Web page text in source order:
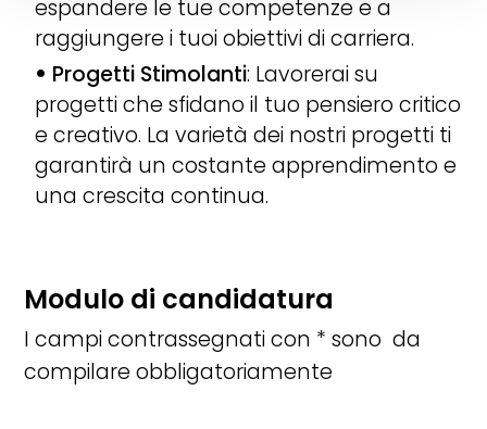
espandere le tue competenze e a
raggiungere i tuoi obiettivi di carriera.
Progetti Stimolanti: Lavorerai su
progetti che sfidano il tuo pensiero critico
e creativo. La varietà dei nostri progetti ti
garantirà un costante apprendimento e
una crescita continua.
Modulo di candidatura
I campi contrassegnati con * sono da
compilare obbligatoriamente